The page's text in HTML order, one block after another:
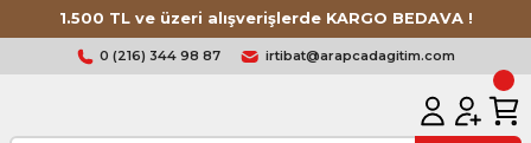
1.500 TL ve üzeri alışverişlerde KARGO BEDAVA !
0 (216) 344 98 87 irtibat@arapcadagitim.com